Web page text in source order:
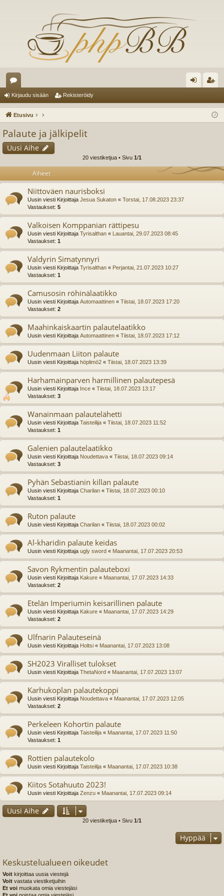
es
ku
ua
ee
au
än
ist
Kirjaudu sisään Rekisteröidy
Etusivu
Palaute ja jälkipelit
Uusi Aihe
20 viestiketjua • Sivu 1/1
Aiheet
Niittoväen naurisboksi
Uusin viesti Kirjoittaja Jesua Sukaton « Torstai, 17.08.2023 23:37
Vastaukset: 5
Valkoisen Komppanian rättipesu
Uusin viesti Kirjoittaja Tyrisalthan « Lauantai, 29.07.2023 08:45
Vastaukset: 1
Valdyrin Simatynnyri
Uusin viesti Kirjoittaja Tyrisalthan « Perjantai, 21.07.2023 10:27
Vastaukset: 1
Camusosin röhinälaatikko
Uusin viesti Kirjoittaja Automaattinen « Tiistai, 18.07.2023 17:20
Vastaukset: 2
Maahinkaiskaartin palautelaatikko
Uusin viesti Kirjoittaja Automaattinen « Tiistai, 18.07.2023 17:12
Uudenmaan Liiton palaute
Uusin viesti Kirjoittaja höplimö2 « Tiistai, 18.07.2023 13:39
Harhamainparven harmillinen palautepesä
Uusin viesti Kirjoittaja Ince « Tiistai, 18.07.2023 13:17
Vastaukset: 3
Wanainmaan palautelähetti
Uusin viesti Kirjoittaja Taisteilija « Tiistai, 18.07.2023 11:52
Vastaukset: 1
Galenien palautelaatikko
Uusin viesti Kirjoittaja Noudettava « Tiistai, 18.07.2023 09:14
Vastaukset: 3
Pyhän Sebastianin killan palaute
Uusin viesti Kirjoittaja Charilan « Tiistai, 18.07.2023 00:10
Vastaukset: 1
Ruton palaute
Uusin viesti Kirjoittaja Charilan « Tiistai, 18.07.2023 00:02
Al-kharidin palaute keidas
Uusin viesti Kirjoittaja ugly sword « Maanantai, 17.07.2023 20:53
Savon Rykmentin palauteboxi
Uusin viesti Kirjoittaja Kakure « Maanantai, 17.07.2023 14:33
Vastaukset: 2
Etelän Imperiumin keisarillinen palaute
Uusin viesti Kirjoittaja Kakure « Maanantai, 17.07.2023 14:29
Vastaukset: 2
Ulfnarin Palauteseinä
Uusin viesti Kirjoittaja Holtsi « Maanantai, 17.07.2023 13:08
SH2023 Viralliset tulokset
Uusin viesti Kirjoittaja ThetaNord « Maanantai, 17.07.2023 13:07
Karhukoplan palautekoppi
Uusin viesti Kirjoittaja Noudettava « Maanantai, 17.07.2023 12:05
Vastaukset: 2
Perkeleen Kohortin palaute
Uusin viesti Kirjoittaja Taisteilija « Maanantai, 17.07.2023 11:50
Vastaukset: 1
Rottien palautekolo
Uusin viesti Kirjoittaja Taisteilija « Maanantai, 17.07.2023 10:38
Kiitos Sotahuuto 2023!
Uusin viesti Kirjoittaja Zenzu « Maanantai, 17.07.2023 09:14
Uusi Aihe
20 viestiketjua • Sivu 1/1
Hyppää
Keskustelualueen oikeudet
Voit kirjoittaa uusia viestejä
Voit vastata viestiketjuihin
Et voi muokata omia viestejäsi
Et voi poistaa omia viestejäsi